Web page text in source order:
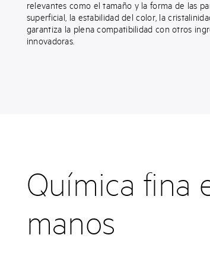
relevantes como el tamaño y la forma de las
superficial, la estabilidad del color, la
garantiza la plena compatibilidad con otros
innovadoras.
Química fina
manos